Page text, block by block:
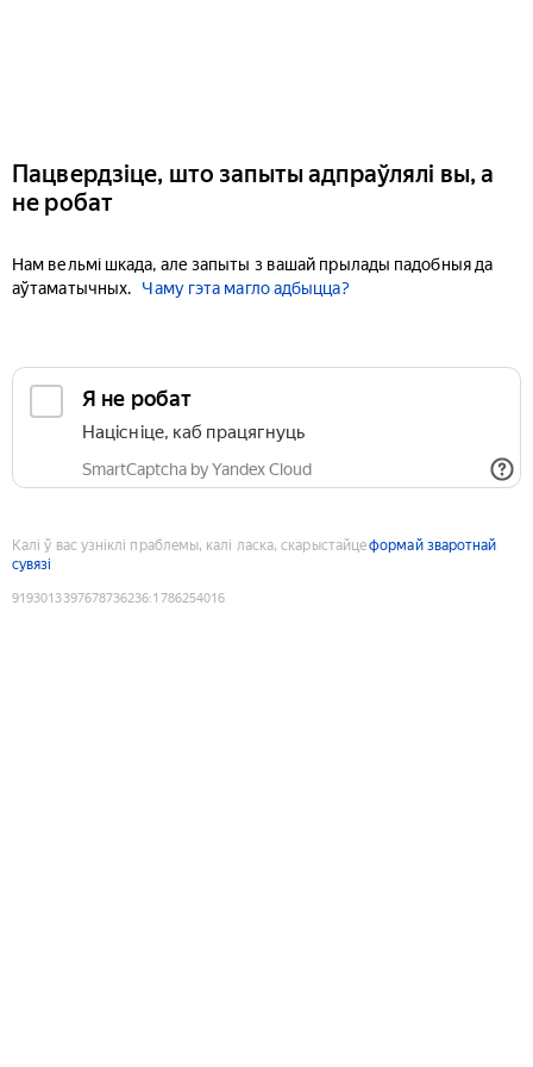
Пацвердзіце, што запыты адпраўлялі вы, а
не робат
Нам вельмі шкада, але запыты з вашай прылады падобныя да
аўтаматычных.
Чаму гэта магло адбыцца?
Я не робат
Націсніце, каб працягнуць
SmartCaptcha by Yandex Cloud
Калі ў вас узніклі праблемы, калі ласка, скарыстайцеформай зваротнай
сувязі
9193013397678736236:1786254016